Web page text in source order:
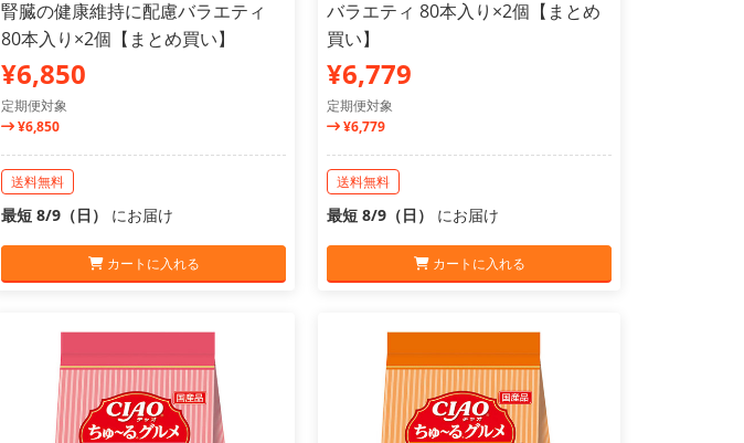
腎臓の健康維持に配慮バラエティ
80本入り×2個【まとめ買い】
¥6,850
定期便対象
¥6,850
送料無料
最短 8/9（日） にお届け
カートに入れる
バラエティ 80本入り×2個【まとめ
買い】
¥6,779
定期便対象
¥6,779
送料無料
最短 8/9（日） にお届け
カートに入れる